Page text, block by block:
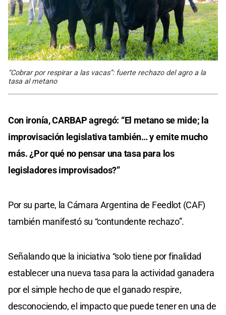
“Cobrar por respirar a las vacas”: fuerte rechazo del agro a la
tasa al metano
Con ironía, CARBAP agregó: “El metano se mide; la
improvisación legislativa también… y emite mucho
más. ¿Por qué no pensar una tasa para los
legisladores improvisados?”
Por su parte, la Cámara Argentina de Feedlot (CAF)
también manifestó su “contundente rechazo”.
Señalando que la iniciativa “solo tiene por finalidad
establecer una nueva tasa para la actividad ganadera
por el simple hecho de que el ganado respire,
desconociendo, el impacto que puede tener en una de